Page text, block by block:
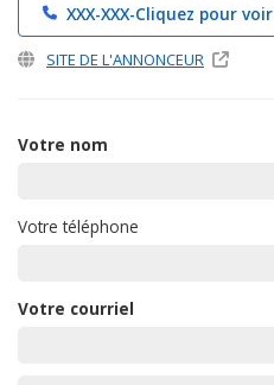
XXX-XXX-Cliquez pour voir
SITE DE L'ANNONCEUR
Votre nom
Votre téléphone
Votre courriel